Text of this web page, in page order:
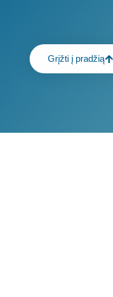
Grįžti į pradžią